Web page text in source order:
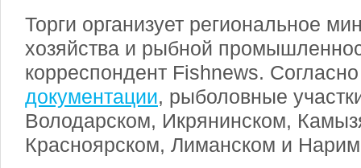
Торги организует региональное
хозяйства и рыбной
корреспондент Fishnews.
документации, рыболовные
Володарском, Икрянинском,
Красноярском, Лиманском и